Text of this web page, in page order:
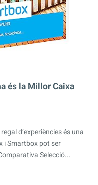
és la Millor Caixa
d’experiències és una
i Smartbox pot ser
Selecció...